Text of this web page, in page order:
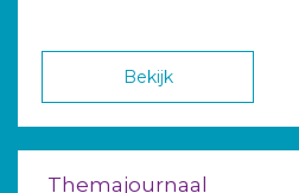
Bekijk
Themajournaal